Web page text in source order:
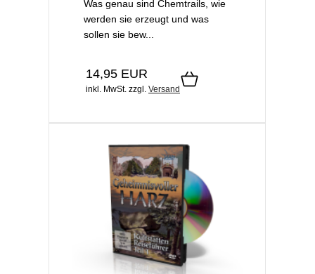
Was genau sind Chemtrails, wie
werden sie erzeugt und was
sollen sie bew...
14,95 EUR
inkl. MwSt. zzgl. Versand